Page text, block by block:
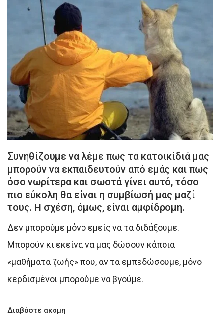
Συνηθίζουμε να λέμε πως τα κατοικίδιά μας
μπορούν να εκπαιδευτούν από εμάς και πως
όσο νωρίτερα και σωστά γίνει αυτό, τόσο
πιο εύκολη θα είναι η συμβίωσή μας μαζί
τους. Η σχέση, όμως, είναι αμφίδρομη.
Δεν μπορούμε μόνο εμείς να τα διδάξουμε.
Μπορούν κι εκείνα να μας δώσουν κάποια
«μαθήματα ζωής» που, αν τα εμπεδώσουμε, μόνο
κερδισμένοι μπορούμε να βγούμε.
Διαβάστε ακόμη